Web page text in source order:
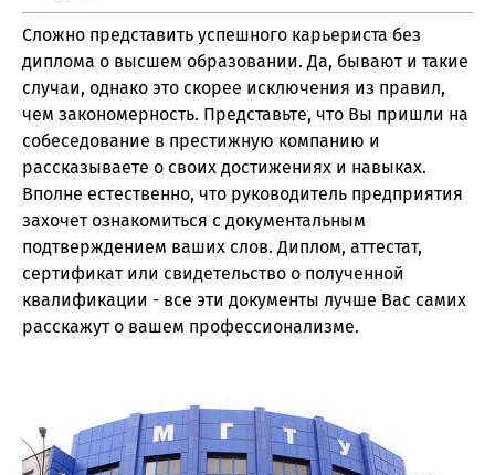
Сложно представить успешного карьериста без
диплома о высшем образовании. Да, бывают и такие
случаи, однако это скорее исключения из правил,
чем закономерность. Представьте, что Вы пришли на
собеседование в престижную компанию и
рассказываете о своих достижениях и навыках.
Вполне естественно, что руководитель предприятия
захочет ознакомиться с документальным
подтверждением ваших слов. Диплом, аттестат,
сертификат или свидетельство о полученной
квалификации - все эти документы лучше Вас самих
расскажут о вашем профессионализме.